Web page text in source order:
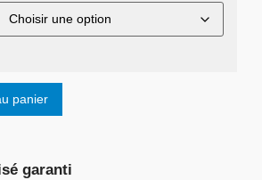
panier
garanti